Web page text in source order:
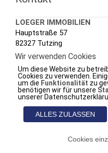
LOEGER IMMOBILIEN
Hauptstraße 57
82327 Tutzing
Tel.: +49 (0) 8158 3020
Fax.: +49 (0) 8158 7288
e-mail.:info@loeger.de
web.:www.loeger-
Wir verwenden Cookies
Um diese Website zu
Cookies zu verwenden.
um die Funktionalität zu
benötigen wir für unsere
unserer
ALLES ZULASSEN
Cookies